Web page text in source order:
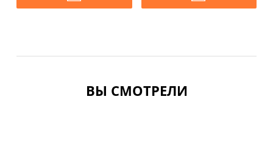
ВЫ СМОТРЕЛИ